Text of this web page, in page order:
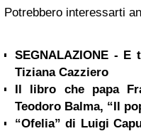
Potrebbero interessarti
SEGNALAZIONE -
Tiziana Cazziero
Il libro che papa
Teodoro Balma, “Il
“Ofelia” di Luigi